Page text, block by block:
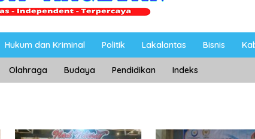
Hukum dan Kriminal Politik Lakalantas Bisnis
Olahraga Budaya Pendidikan Indeks